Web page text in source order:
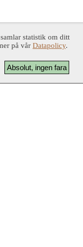
statistik om ditt
på vår Datapolicy.
Absolut, ingen fara